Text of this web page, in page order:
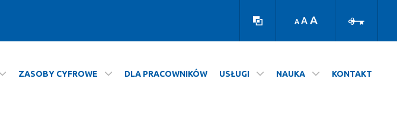
A A A
ZASOBY CYFROWE DLA PRACOWNIKÓW USŁUGI NAUKA KONTAKT